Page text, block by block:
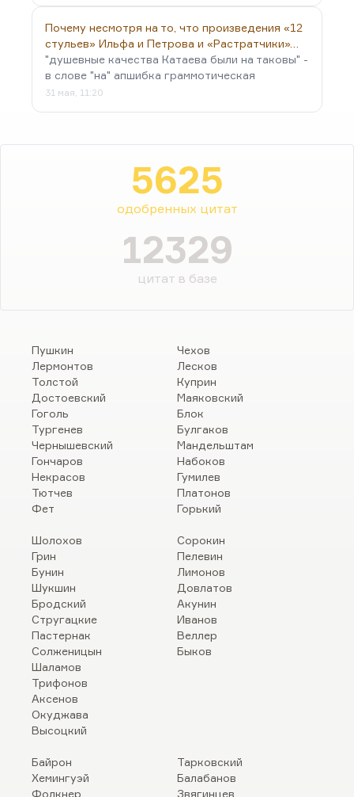
Почему несмотря на то, что произведения «12
стульев» Ильфа и Петрова и «Растратчики»…
"душевные качества Катаева были на таковы" -
в слове "на" апшибка граммотическая
31 мая, 11:20
5625
одобренных цитат
12329
цитат в базе
Пушкин
Лермонтов
Толстой
Достоевский
Гоголь
Тургенев
Чернышевский
Гончаров
Некрасов
Тютчев
Фет
Чехов
Лесков
Куприн
Маяковский
Блок
Булгаков
Мандельштам
Набоков
Гумилев
Платонов
Горький
Шолохов
Грин
Бунин
Шукшин
Бродский
Стругацкие
Пастернак
Солженицын
Шаламов
Трифонов
Аксенов
Окуджава
Высоцкий
Сорокин
Пелевин
Лимонов
Довлатов
Акунин
Иванов
Веллер
Быков
Байрон
Хемингуэй
Фолкнер
Тарковский
Балабанов
Звягинцев